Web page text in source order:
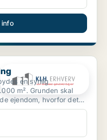
info
en synlig
m². Grunden skal
ejendom, hvorfor det